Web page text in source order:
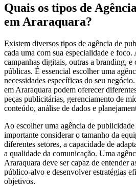
Quais os tipos de
em Araraquara?
Existem diversos tipos de agência de
cada uma com sua especialidade e foco.
campanhas digitais, outras a branding, e
públicas. É essencial escolher uma
necessidades específicas do seu
em Araraquara podem oferecer
peças publicitárias, gerenciamento de
conteúdo, análise de dados e
Ao escolher uma agência de
importante considerar o tamanho da
diferentes setores, a capacidade de
a qualidade da comunicação. Uma
Araraquara deve ser capaz de entender
público-alvo e desenvolver estratégias
objetivos.